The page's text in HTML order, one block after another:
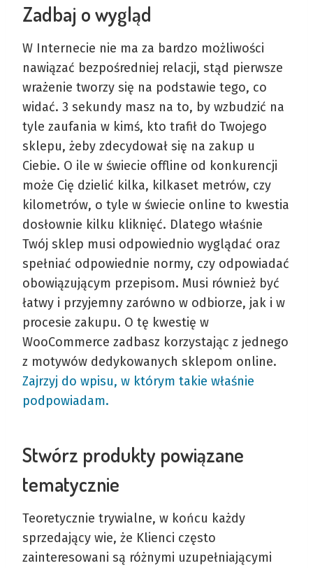
Zadbaj o wygląd
W Internecie nie ma za bardzo możliwości
nawiązać bezpośredniej relacji, stąd pierwsze
wrażenie tworzy się na podstawie tego, co
widać. 3 sekundy masz na to, by wzbudzić na
tyle zaufania w kimś, kto trafił do Twojego
sklepu, żeby zdecydował się na zakup u
Ciebie. O ile w świecie offline od konkurencji
może Cię dzielić kilka, kilkaset metrów, czy
kilometrów, o tyle w świecie online to kwestia
dosłownie kilku kliknięć. Dlatego właśnie
Twój sklep musi odpowiednio wyglądać oraz
spełniać odpowiednie normy, czy odpowiadać
obowiązującym przepisom. Musi również być
łatwy i przyjemny zarówno w odbiorze, jak i w
procesie zakupu. O tę kwestię w
WooCommerce zadbasz korzystając z jednego
z motywów dedykowanych sklepom online.
Zajrzyj do wpisu, w którym takie właśnie
podpowiadam.
Stwórz produkty powiązane
tematycznie
Teoretycznie trywialne, w końcu każdy
sprzedający wie, że Klienci często
zainteresowani są różnymi uzupełniającymi